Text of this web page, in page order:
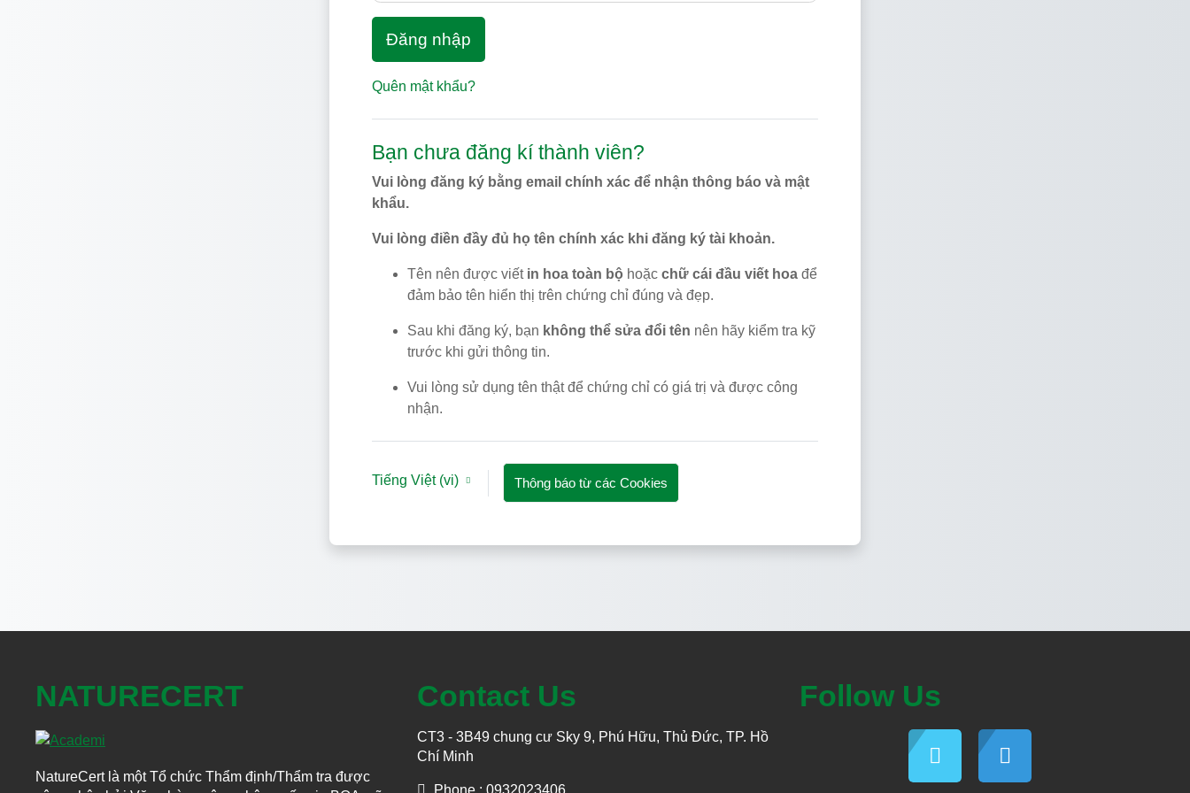
Đăng nhập
Quên mật khẩu?
Bạn chưa đăng kí thành viên?
Vui lòng đăng ký bằng email chính xác để nhận thông báo và mật
khẩu.
Vui lòng điền đầy đủ họ tên chính xác khi đăng ký tài khoản.
Tên nên được viết in hoa toàn bộ hoặc chữ cái đầu viết hoa để
đảm bảo tên hiển thị trên chứng chỉ đúng và đẹp.
Sau khi đăng ký, bạn không thể sửa đổi tên nên hãy kiểm tra kỹ
trước khi gửi thông tin.
Vui lòng sử dụng tên thật để chứng chỉ có giá trị và được công
nhận.
Tiếng Việt ‎(vi)‎ Thông báo từ các Cookies
NATURECERT
NatureCert là một Tổ chức Thẩm định/Thẩm tra được
Contact Us
CT3 - 3B49 chung cư Sky 9, Phú Hữu, Thủ Đức, TP. Hồ
Chí Minh
Phone : 0932023406
Follow Us